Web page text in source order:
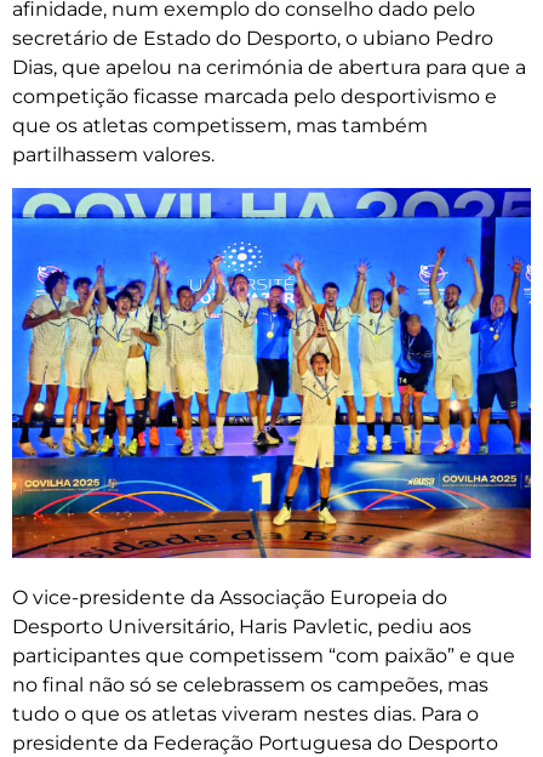
afinidade, num exemplo do conselho dado pelo
secretário de Estado do Desporto, o ubiano Pedro
Dias, que apelou na cerimónia de abertura para que a
competição ficasse marcada pelo desportivismo e
que os atletas competissem, mas também
partilhassem valores.
O vice-presidente da Associação Europeia do
Desporto Universitário, Haris Pavletic, pediu aos
participantes que competissem “com paixão” e que
no final não só se celebrassem os campeões, mas
tudo o que os atletas viveram nestes dias. Para o
presidente da Federação Portuguesa do Desporto